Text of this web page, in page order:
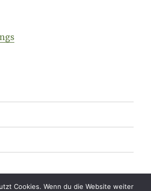
Cookies. Wenn du die Website weiter